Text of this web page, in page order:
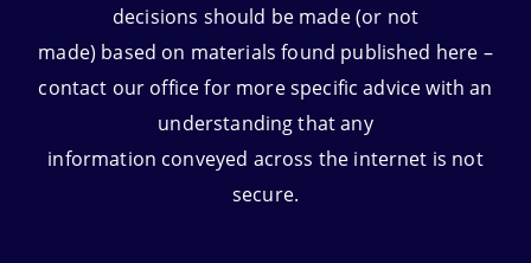
decisions should be made (or not
made) based on materials found published here –
contact our office for more specific advice with an
understanding that any
information conveyed across the internet is not
secure.